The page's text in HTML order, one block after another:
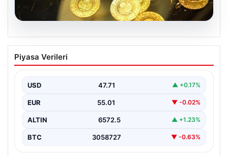
7 Nisan 2026 Güncel Altın Fiyatları ve
Analizi
bölgesel gerilimler nedeniyle dalgalı seyirler yaşamaya
devam ediyor.…
Piyasa Verileri
USD 47.71 ▲ +0.17%
EUR 55.01 ▼ -0.02%
ALTIN 6572.5 ▲ +1.23%
BTC 3058727 ▼ -0.63%